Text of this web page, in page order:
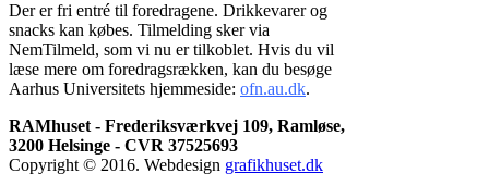
Der er fri entré til foredragene. Drikkevarer og
snacks kan købes. Tilmelding sker via
NemTilmeld, som vi nu er tilkoblet. Hvis du vil
læse mere om foredragsrækken, kan du besøge
Aarhus Universitets hjemmeside: ofn.au.dk.
RAMhuset - Frederiksværkvej 109, Ramløse,
3200 Helsinge - CVR 37525693
Copyright © 2016. Webdesign grafikhuset.dk